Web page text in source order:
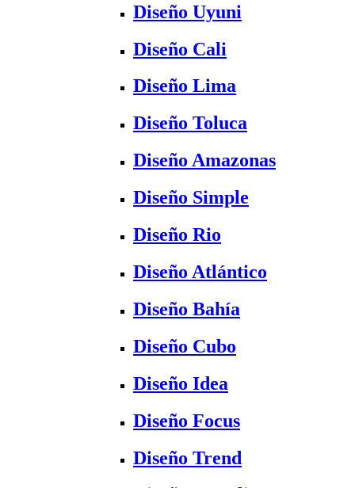
Diseño Uyuni
Diseño Cali
Diseño Lima
Diseño Toluca
Diseño Amazonas
Diseño Simple
Diseño Rio
Diseño Atlántico
Diseño Bahía
Diseño Cubo
Diseño Idea
Diseño Focus
Diseño Trend